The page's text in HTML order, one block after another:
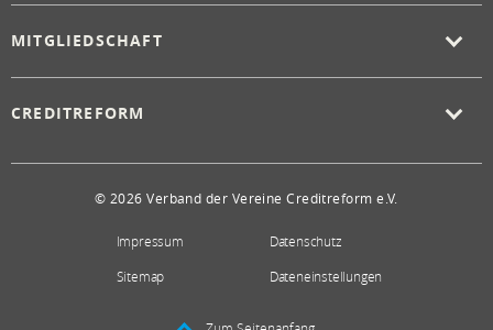
MITGLIEDSCHAFT
CREDITREFORM
© 2026 Verband der Vereine Creditreform e.V.
Impressum
Datenschutz
Sitemap
Dateneinstellungen